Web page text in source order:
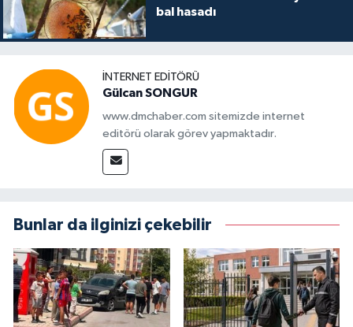
bal hasadı
İNTERNET EDITÖRÜ
Gülcan SONGUR
www.dmchaber.com sitemizde internet
editörü olarak görev yapmaktadır.
Bunlar da ilginizi çekebilir